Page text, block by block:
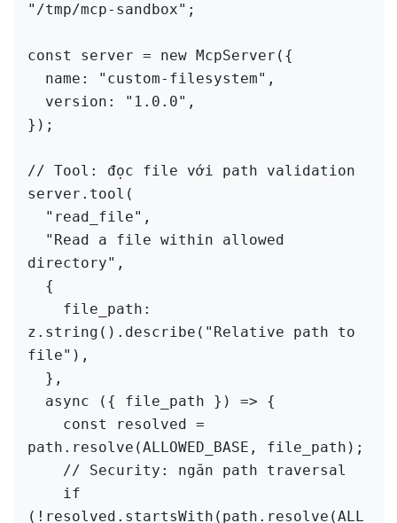
"/tmp/mcp-sandbox";
const server = new McpServer({
});
// Tool: đọc file với path validation
server.tool(
directory",
z.string().describe("Relative path to
file"),
path.resolve(ALLOWED_BASE, file_path);
(!resolved.startsWith(path.resolve(ALL